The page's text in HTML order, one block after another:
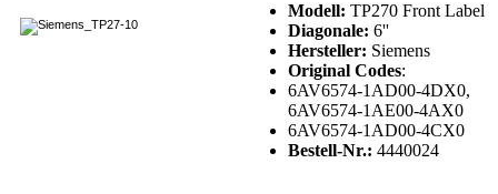
Modell: TP270 Front Label
Diagonale: 6''
Hersteller: Siemens
Original Codes:
6AV6574-1AD00-4DX0,
6AV6574-1AE00-4AX0
6AV6574-1AD00-4CX0
Bestell-Nr.: 4440024